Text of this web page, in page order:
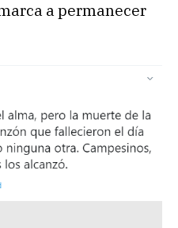
a permanecer